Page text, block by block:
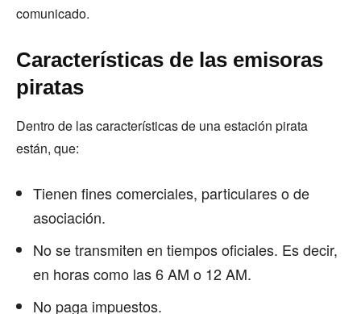
comunicado.
Características de las emisoras
piratas
Dentro de las características de una estación pirata
están, que:
Tienen fines comerciales, particulares o de
asociación.
No se transmiten en tiempos oficiales. Es decir,
en horas como las 6 AM o 12 AM.
No paga impuestos.